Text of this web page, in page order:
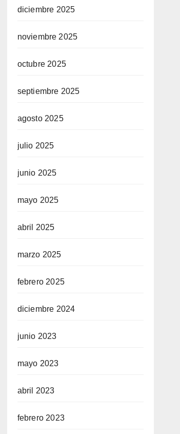
diciembre 2025
noviembre 2025
octubre 2025
septiembre 2025
agosto 2025
julio 2025
junio 2025
mayo 2025
abril 2025
marzo 2025
febrero 2025
diciembre 2024
junio 2023
mayo 2023
abril 2023
febrero 2023